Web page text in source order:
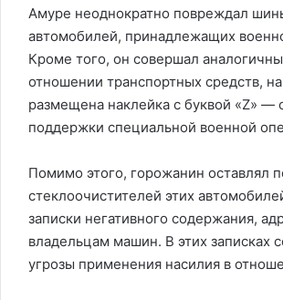
Амуре неоднократно повреждал
автомобилей, принадлежащих
Кроме того, он совершал
отношении транспортных средств,
размещена наклейка с буквой «Z» —
поддержки специальной военной
Помимо этого, горожанин оставлял
стеклоочистителей этих
записки негативного содержания,
владельцам машин. В этих записках
угрозы применения насилия в